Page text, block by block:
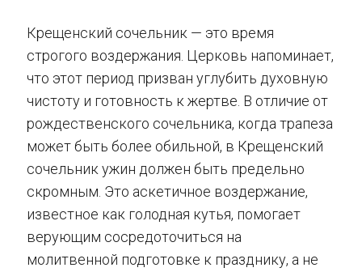
Крещенский сочельник — это время
строгого воздержания. Церковь напоминает,
что этот период призван углубить духовную
чистоту и готовность к жертве. В отличие от
рождественского сочельника, когда трапеза
может быть более обильной, в Крещенский
сочельник ужин должен быть предельно
скромным. Это аскетичное воздержание,
известное как голодная кутья, помогает
верующим сосредоточиться на
молитвенной подготовке к празднику, а не